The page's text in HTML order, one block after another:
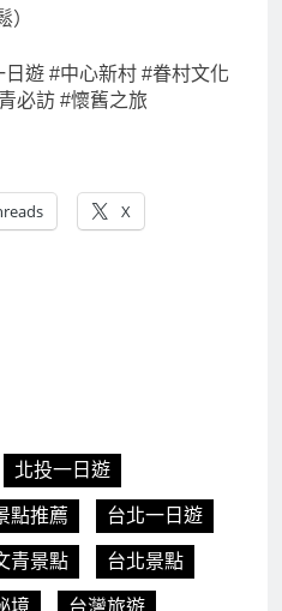
遊 #中心新村 #眷村文化
X
北投一日遊
點推薦 台北一日遊
青景點 台北景點